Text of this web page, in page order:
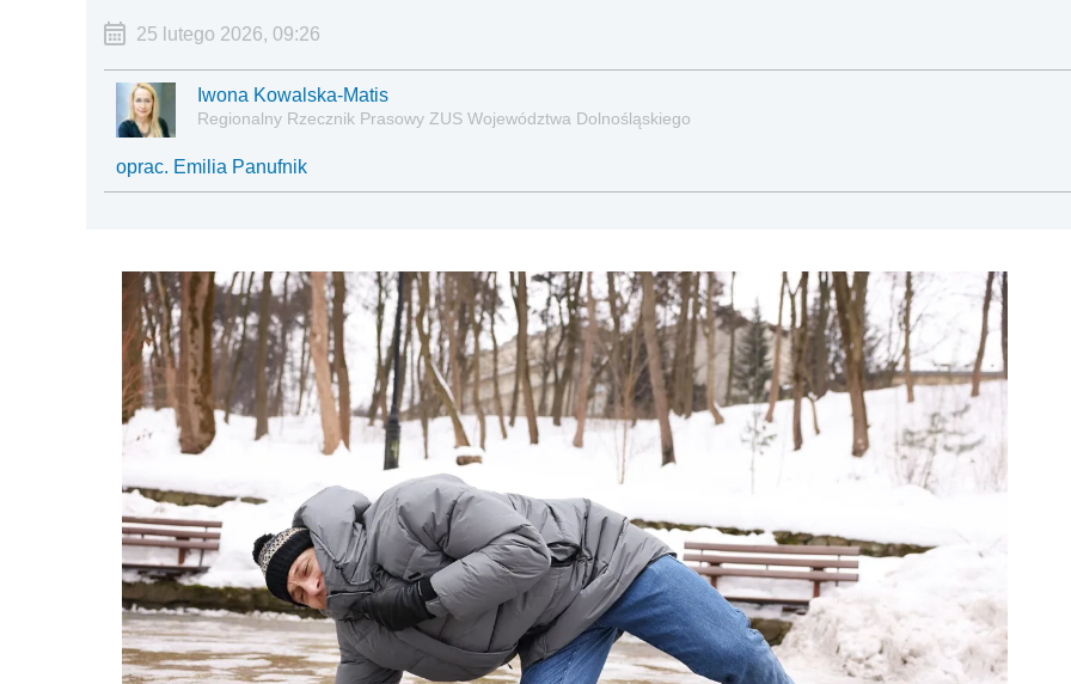
25 lutego 2026, 09:26
Iwona Kowalska-Matis
Regionalny Rzecznik Prasowy ZUS Województwa Dolnośląskiego
oprac. Emilia Panufnik